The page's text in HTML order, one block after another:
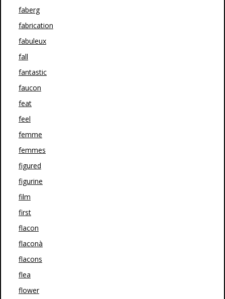
faberg
fabrication
fabuleux
fall
fantastic
faucon
feat
feel
femme
femmes
figured
figurine
film
first
flacon
flaconà
flacons
flea
flower